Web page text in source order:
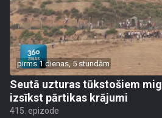
pirms 1 dienas, 5 stundām
Seutā uzturas tūkstošiem
izsīkst pārtikas krājumi
415. epizode